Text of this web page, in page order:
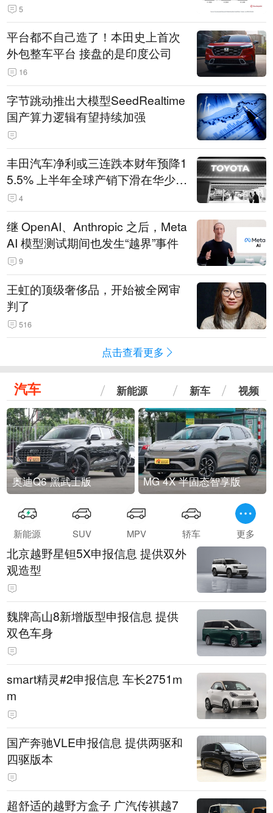
5
平台都不自己造了！本田史上首次
外包整车平台 接盘的是印度公司
16
字节跳动推出大模型SeedRealtime
国产算力逻辑有望持续加强
丰田汽车净利或三连跌本财年预降1
5.5% 上半年全球产销下滑在华少卖
14.3万辆
4
继 OpenAI、Anthropic 之后，Meta
AI 模型测试期间也发生“越界”事件
9
王虹的顶级奢侈品，开始被全网审
判了
516
点击查看更多
汽车 新能源 新车 视频
奥迪Q6 黑武士版 MG 4X 半固态智享版
新能源 SUV MPV 轿车 更多
北京越野星钽5X申报信息 提供双外
观造型
魏牌高山8新增版型申报信息 提供
双色车身
smart精灵#2申报信息 车长2751m
m
国产奔驰VLE申报信息 提供两驱和
四驱版本
超舒适的越野方盒子 广汽传祺越7